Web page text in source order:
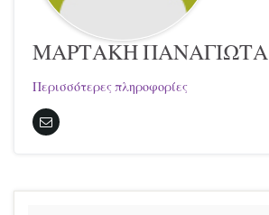
ΜΑΡΤΑΚΗ ΠΑΝΑΓΙΩΤΑ
Περισσότερες πληροφορίες